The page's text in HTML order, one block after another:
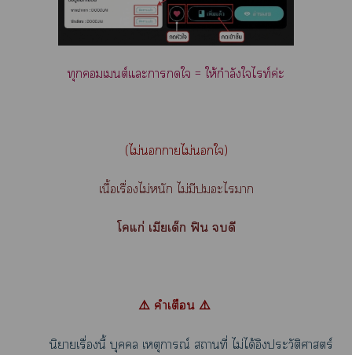
ทุกเต์แะาดใ = ให้กำลังใไท์ค่ะ
(ไม่าไม่ใ)
เนื้อเรื่องไม่หนัก ไม่มีะไา
โแก่ เมียเด็ก ฟิน ดี
⚠️ คำเตือน ⚠️
นิยายเรื่องนี้ บุคคล เหตุการณ์ สถานที่ ไม่ได้อิงประวัติศาสตร์